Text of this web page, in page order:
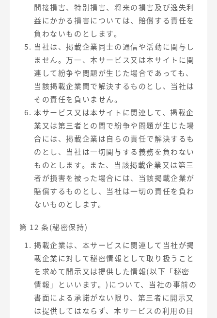
間接損害、特別損害、将来の損害及び逸失利
益にかかる損害については、賠償する責任を
負わないものとします。
当社は、掲載企業同士の通信や活動に関与し
ません。万一、本サービス又は本サイトに関
連して紛争や問題が生じた場合であっても、
当該掲載企業間で解決するものとし、当社は
その責任を負いません。
本サービス又は本サイトに関連して、掲載企
業又は第三者との間で紛争や問題が生じた場
合には、掲載企業は自らの責任で解決するも
のとし、当社は一切関与する義務を負わない
ものとします。また、当該掲載企業又は第三
者が損害を被った場合には、当該掲載企業が
賠償するものとし、当社は一切の責任を負わ
ないものとします。
第 12 条(秘密保持)
掲載企業は、本サービスに関連して当社が掲
載企業に対して秘密情報として取り扱うこと
を求めて開示又は提供した情報(以下「秘密
情報」といいます。)について、当社の事前の
書面による承諾がない限り、第三者に開示又
は提供してはならず、本サービスの利用の目